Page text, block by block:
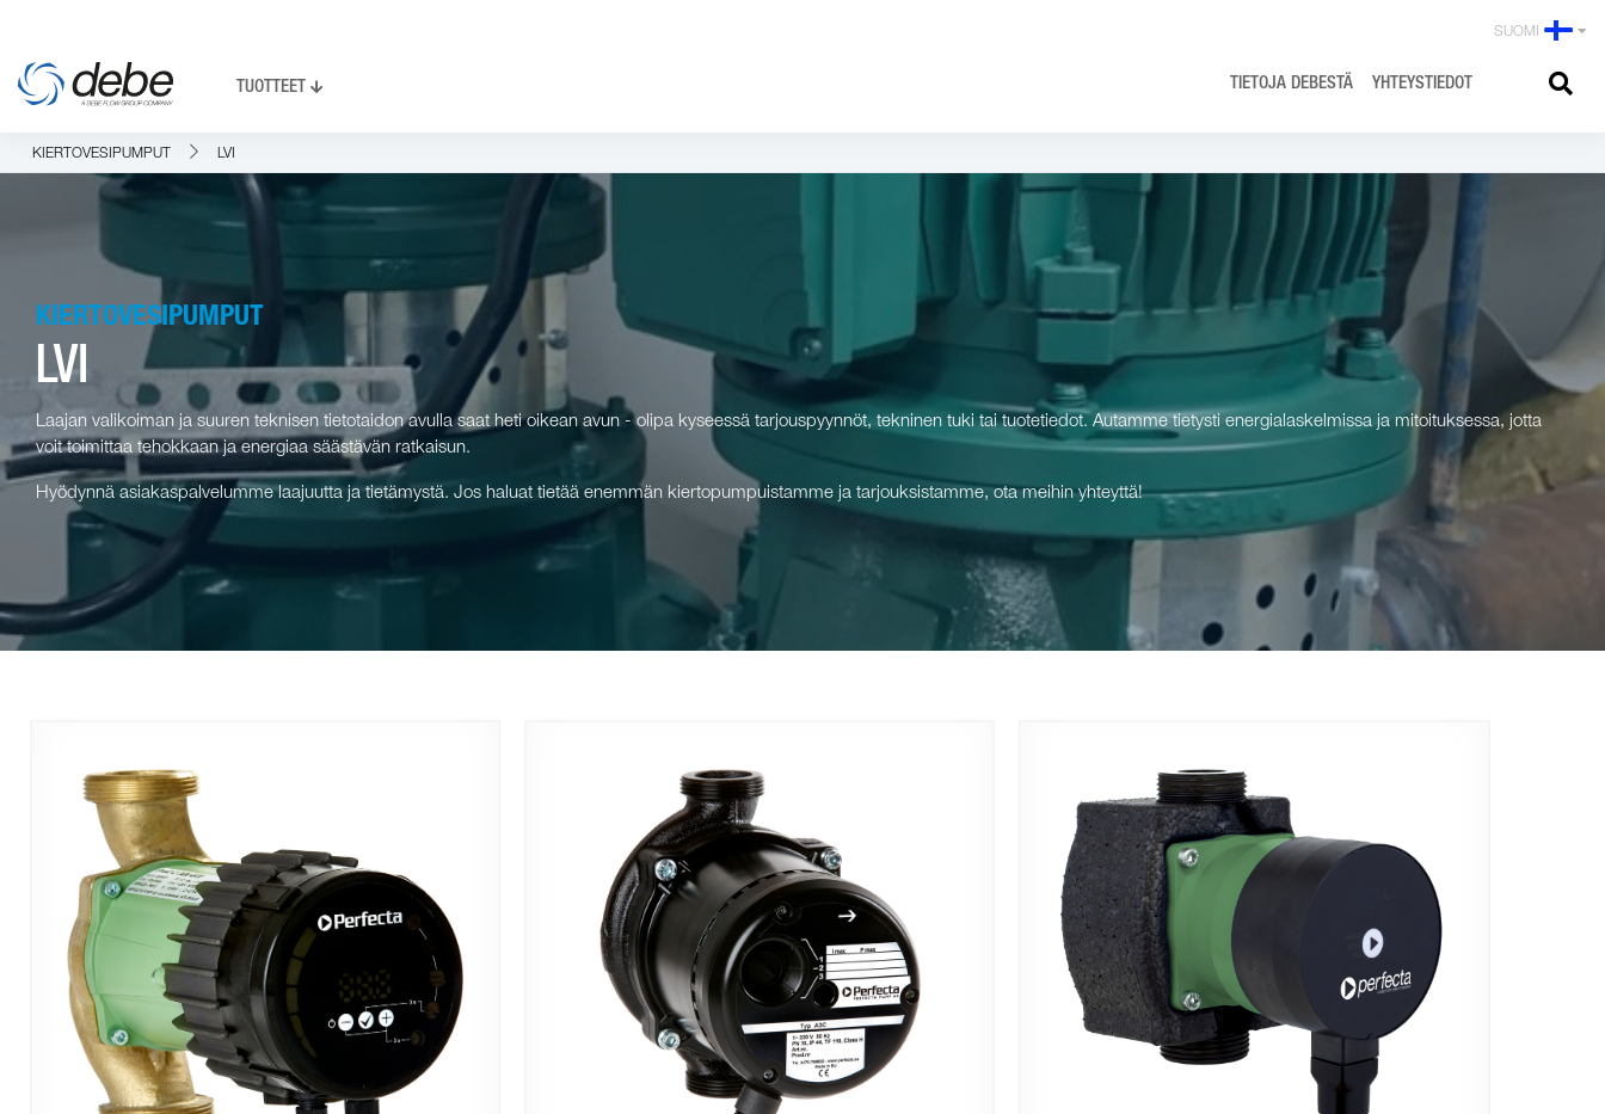
SUOMI
TUOTTEET TIETOJA DEBESTÄ YHTEYSTIEDOT
KIERTOVESIPUMPUT LVI
KIERTOVESIPUMPUT
LVI
Laajan valikoiman ja suuren teknisen tietotaidon avulla saat heti oikean avun - olipa kyseessä tarjouspyynnöt, tekninen tuki tai tuotetiedot. Autamme tietysti energialaskelmissa ja mitoituksessa, jotta
voit toimittaa tehokkaan ja energiaa säästävän ratkaisun.
Hyödynnä asiakaspalvelumme laajuutta ja tietämystä. Jos haluat tietää enemmän kiertopumpuistamme ja tarjouksistamme, ota meihin yhteyttä!